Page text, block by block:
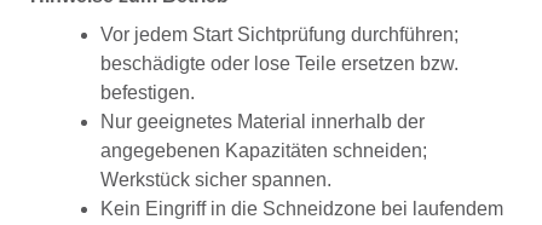
Vor jedem Start Sichtprüfung durchführen;
beschädigte oder lose Teile ersetzen bzw.
befestigen.
Nur geeignetes Material innerhalb der
angegebenen Kapazitäten schneiden;
Werkstück sicher spannen.
Kein Eingriff in die Schneidzone bei laufendem